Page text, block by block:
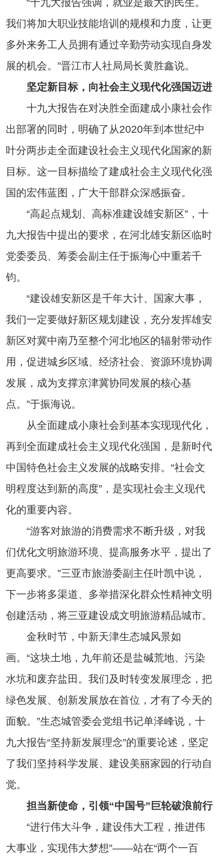
我们将加大职业技能培训的规模和力度，让更
多外来务工人员拥有通过辛勤劳动实现自身发
展的机会。”晋江市人社局局长黄胜鑫说。
坚定新目标，向社会主义现代化强国迈进
十九大报告在对决胜全面建成小康社会作
出部署的同时，明确了从2020年到本世纪中
叶分两步走全面建设社会主义现代化国家的新
目标。这一目标描绘了建成社会主义现代化强
国的宏伟蓝图，广大干部群众深感振奋。
“高起点规划、高标准建设雄安新区”，十
九大报告中提出的要求，在河北雄安新区临时
党委委员、筹委会副主任于振海心中重若千
钧。
“建设雄安新区是千年大计、国家大事，
我们一定要做好新区规划建设，充分发挥雄安
新区对冀中南乃至整个河北地区的辐射带动作
用，促进城乡区域、经济社会、资源环境协调
发展，成为支撑京津冀协同发展的核心基
点。”于振海说。
从全面建成小康社会到基本实现现代化，
再到全面建成社会主义现代化强国，是新时代
中国特色社会主义发展的战略安排。“社会文
明程度达到新的高度”，是实现社会主义现代
化的重要内容。
“游客对旅游的消费需求不断升级，对我
们优化文明旅游环境、提高服务水平，提出了
更高要求。”三亚市旅游委副主任叶凯中说，
下一步将多渠道、多举措深化群众性精神文明
创建活动，将三亚建设成文明旅游精品城市。
金秋时节，中新天津生态城风景如
画。“这块土地，九年前还是盐碱荒地、污染
水坑和废弃盐田。我们及时转变发展理念，把
绿色发展、创新发展放在首位，才有了今天的
面貌。”生态城管委会党组书记单泽峰说，十
九大报告“坚持新发展理念”的重要论述，坚定
了我们坚持科学发展、建设美丽家园的行动自
觉。
担当新使命，引领“中国号”巨轮破浪前行
“进行伟大斗争，建设伟大工程，推进伟
大事业，实现伟大梦想”——站在“两个一百